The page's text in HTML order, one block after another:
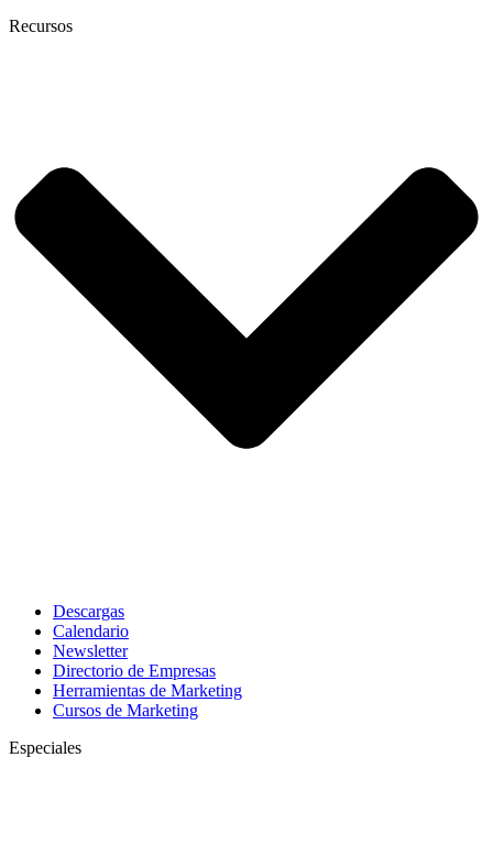
Recursos
Descargas
Calendario
Newsletter
Directorio de Empresas
Herramientas de Marketing
Cursos de Marketing
Especiales